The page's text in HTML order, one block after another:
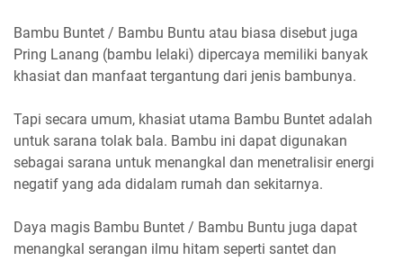
Bambu Buntet / Bambu Buntu atau biasa disebut juga
Pring Lanang (bambu lelaki) dipercaya memiliki banyak
khasiat dan manfaat tergantung dari jenis bambunya.
Tapi secara umum, khasiat utama Bambu Buntet adalah
untuk sarana tolak bala. Bambu ini dapat digunakan
sebagai sarana untuk menangkal dan menetralisir energi
negatif yang ada didalam rumah dan sekitarnya.
Daya magis Bambu Buntet / Bambu Buntu juga dapat
menangkal serangan ilmu hitam seperti santet dan